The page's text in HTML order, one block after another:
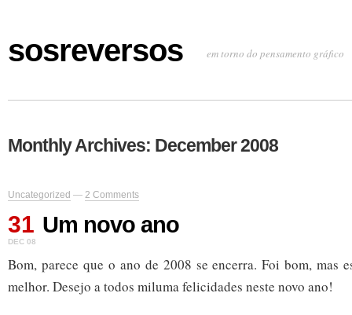
sosreversos em torno do pensamento gráfico
Monthly Archives: December 2008
Uncategorized — 2 Comments
31
DEC 08
Um novo ano
Bom, parece que o ano de 2008 se encerra. Foi bom, mas
melhor. Desejo a todos miluma felicidades neste novo ano!